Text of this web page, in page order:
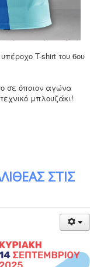
T-shirt του 6ου
σε όποιον αγώνα
μπλουζάκι!
ΣΤΙΣ